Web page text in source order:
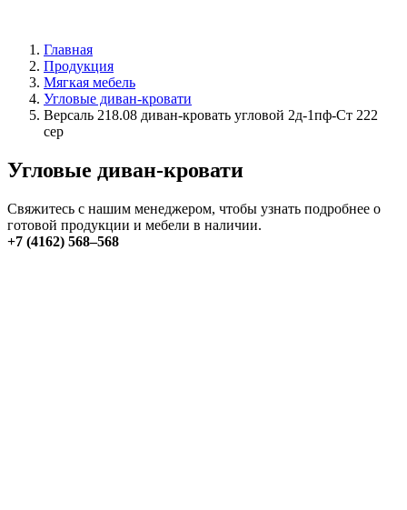
Главная
Продукция
Мягкая мебель
Угловые диван-кровати
Версаль 218.08 диван-кровать угловой 2д-1пф-Ст 222
сер
Угловые диван-кровати
Свяжитесь с нашим менеджером, чтобы узнать подробнее о
готовой продукции и мебели в наличии.
+7 (4162) 568–568